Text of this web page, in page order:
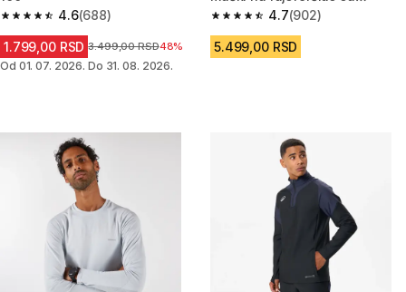
4.6
4.6 od 5 zvezdica from 688 Recenzije
(688)
1.799,00 RSD Cena pre sniženja
3.499,00 RSD48%
Od 01. 07. 2026. Do 31. 08. 2026.
visokom kragnom pamučni
4.7
4.7 od 5 zvezdica from 902
(902)
5.499,00 RSD